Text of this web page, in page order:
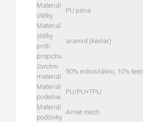
Materiál
stélky
PU pěna
Materiál
stélky
proti
propichu
aramid (Kevlar)
Svrchní
materiál
90% mikrovlákno, 10% textil
Materiál
podešve
PU/PU+TPU
Materiál
podšívky
Airnet mesh